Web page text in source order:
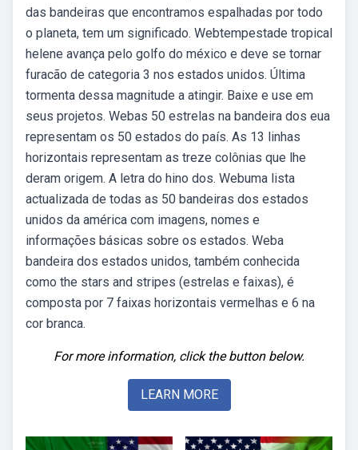
das bandeiras que encontramos espalhadas por todo
o planeta, tem um significado. Webtempestade tropical
helene avança pelo golfo do méxico e deve se tornar
furacão de categoria 3 nos estados unidos. Última
tormenta dessa magnitude a atingir. Baixe e use em
seus projetos. Webas 50 estrelas na bandeira dos eua
representam os 50 estados do país. As 13 linhas
horizontais representam as treze colônias que lhe
deram origem. A letra do hino dos. Webuma lista
actualizada de todas as 50 bandeiras dos estados
unidos da américa com imagens, nomes e
informações básicas sobre os estados. Weba
bandeira dos estados unidos, também conhecida
como the stars and stripes (estrelas e faixas), é
composta por 7 faixas horizontais vermelhas e 6 na
cor branca.
For more information, click the button below.
LEARN MORE